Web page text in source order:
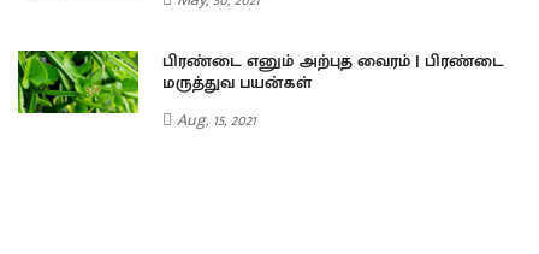
பிரண்டை எனும் அற்புத வைரம் | பிரண்டை
மருத்துவ பயன்கள்
Aug, 15, 2021